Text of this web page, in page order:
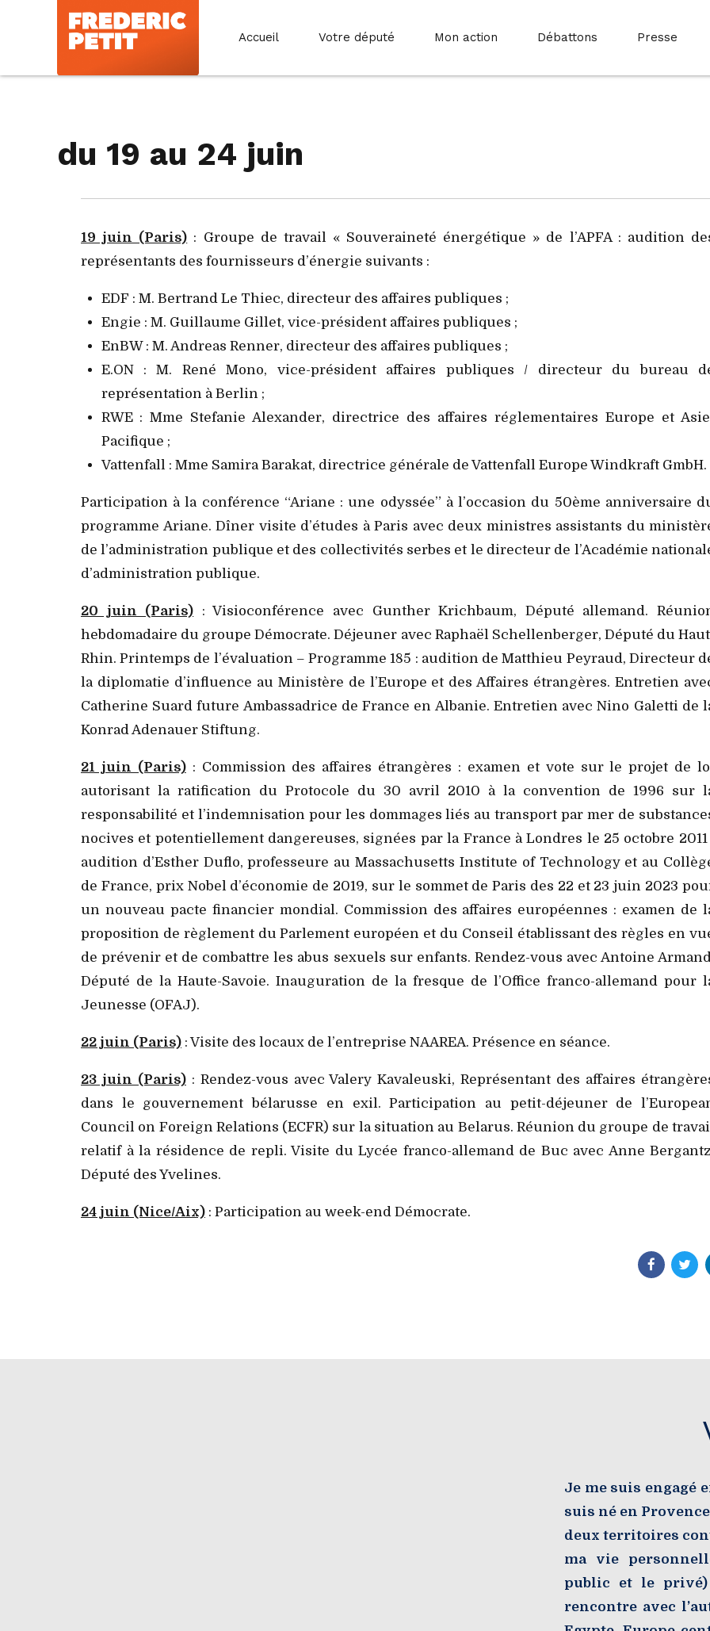
Accueil Votre député Mon action Débattons Presse
du 19 au 24 juin
19 juin (Paris) : Groupe de travail « Souveraineté énergétique » de l’APFA : audition
représentants des fournisseurs d’énergie suivants :
EDF : M. Bertrand Le Thiec, directeur des affaires publiques ;
Engie : M. Guillaume Gillet, vice-président affaires publiques ;
EnBW : M. Andreas Renner, directeur des affaires publiques ;
E.ON : M. René Mono, vice-président affaires publiques / directeur du bureau
représentation à Berlin ;
RWE : Mme Stefanie Alexander, directrice des affaires réglementaires Europe et
Pacifique ;
Vattenfall : Mme Samira Barakat, directrice générale de Vattenfall Europe Windkraft GmbH.
Participation à la conférence “Ariane : une odyssée” à l’occasion du 50ème anniversaire
programme Ariane. Dîner visite d’études à Paris avec deux ministres assistants du
de l’administration publique et des collectivités serbes et le directeur de l’Académie
d’administration publique.
20 juin (Paris) : Visioconférence avec Gunther Krichbaum, Député allemand.
hebdomadaire du groupe Démocrate. Déjeuner avec Raphaël Schellenberger, Député du
Rhin. Printemps de l’évaluation – Programme 185 : audition de Matthieu Peyraud, Directeur
la diplomatie d’influence au Ministère de l’Europe et des Affaires étrangères. Entretien
Catherine Suard future Ambassadrice de France en Albanie. Entretien avec Nino Galetti de
Konrad Adenauer Stiftung.
21 juin (Paris): Commission des affaires étrangères : examen et vote sur le projet de
autorisant la ratification du Protocole du 30 avril 2010 à la convention de 1996 sur
responsabilité et l’indemnisation pour les dommages liés au transport par mer de
nocives et potentiellement dangereuses, signées par la France à Londres le 25 octobre 2011
audition d’Esther Duflo, professeure au Massachusetts Institute of Technology et au
de France, prix Nobel d’économie de 2019, sur le sommet de Paris des 22 et 23 juin 2023
un nouveau pacte financier mondial. Commission des affaires européennes : examen de
proposition de règlement du Parlement européen et du Conseil établissant des règles en
de prévenir et de combattre les abus sexuels sur enfants. Rendez-vous avec Antoine
Député de la Haute-Savoie. Inauguration de la fresque de l’Office franco-allemand pour
Jeunesse (OFAJ).
22 juin (Paris) : Visite des locaux de l’entreprise NAAREA. Présence en séance.
23 juin (Paris): Rendez-vous avec Valery Kavaleuski, Représentant des affaires
dans le gouvernement bélarusse en exil. Participation au petit-déjeuner de
Council on Foreign Relations (ECFR) sur la situation au Belarus. Réunion du groupe de
relatif à la résidence de repli. Visite du Lycée franco-allemand de Buc avec Anne
Député des Yvelines.
24 juin (Nice/Aix) : Participation au week-end Démocrate.
Je me suis engagé
suis né en
deux territoires
ma vie
public et le
rencontre avec